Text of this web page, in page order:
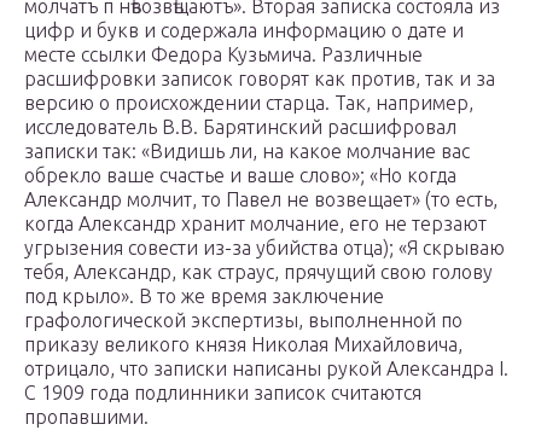
молчатъ п нѣвозвѣщаютъ». Вторая записка состояла из
цифр и букв и содержала информацию о дате и
месте ссылки Федора Кузьмича. Различные
расшифровки записок говорят как против, так и за
версию о происхождении старца. Так, например,
исследователь В.В. Барятинский расшифровал
записки так: «Видишь ли, на какое молчание вас
обрекло ваше счастье и ваше слово»; «Но когда
Александр молчит, то Павел не возвещает» (то есть,
когда Александр хранит молчание, его не терзают
угрызения совести из-за убийства отца); «Я скрываю
тебя, Александр, как страус, прячущий свою голову
под крыло». В то же время заключение
графологической экспертизы, выполненной по
приказу великого князя Николая Михайловича,
отрицало, что записки написаны рукой Александра I.
С 1909 года подлинники записок считаются
пропавшими.